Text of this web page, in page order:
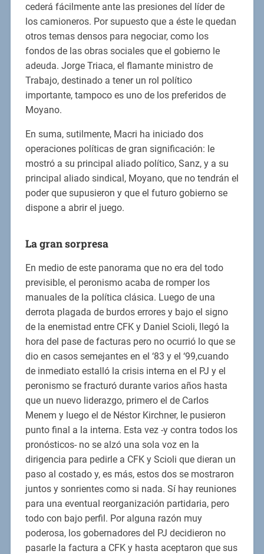
cederá fácilmente ante las presiones del líder de
los camioneros. Por supuesto que a éste le quedan
otros temas densos para negociar, como los
fondos de las obras sociales que el gobierno le
adeuda. Jorge Triaca, el flamante ministro de
Trabajo, destinado a tener un rol político
importante, tampoco es uno de los preferidos de
Moyano.
En suma, sutilmente, Macri ha iniciado dos
operaciones políticas de gran significación: le
mostró a su principal aliado político, Sanz, y a su
principal aliado sindical, Moyano, que no tendrán el
poder que supusieron y que el futuro gobierno se
dispone a abrir el juego.
La gran sorpresa
En medio de este panorama que no era del todo
previsible, el peronismo acaba de romper los
manuales de la política clásica. Luego de una
derrota plagada de burdos errores y bajo el signo
de la enemistad entre CFK y Daniel Scioli, llegó la
hora del pase de facturas pero no ocurrió lo que se
dio en casos semejantes en el ‘83 y el ‘99,cuando
de inmediato estalló la crisis interna en el PJ y el
peronismo se fracturó durante varios años hasta
que un nuevo liderazgo, primero el de Carlos
Menem y luego el de Néstor Kirchner, le pusieron
punto final a la interna. Esta vez -y contra todos los
pronósticos- no se alzó una sola voz en la
dirigencia para pedirle a CFK y Scioli que dieran un
paso al costado y, es más, estos dos se mostraron
juntos y sonrientes como si nada. Sí hay reuniones
para una eventual reorganización partidaria, pero
todo con bajo perfil. Por alguna razón muy
poderosa, los gobernadores del PJ decidieron no
pasarle la factura a CFK y hasta aceptaron que sus